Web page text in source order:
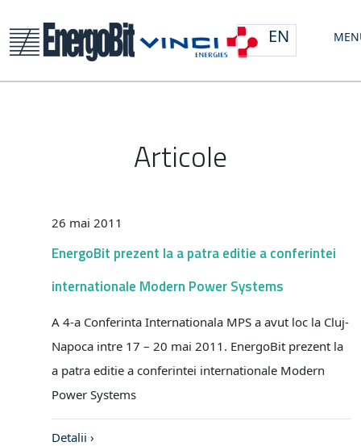
EN
Articole
26 mai 2011
EnergoBit prezent la a patra editie a conferintei
internationale Modern Power Systems
A 4-a Conferinta Internationala MPS a avut loc la Cluj-
Napoca intre 17 – 20 mai 2011. EnergoBit prezent la
a patra editie a conferintei internationale Modern
Power Systems
Detalii ›